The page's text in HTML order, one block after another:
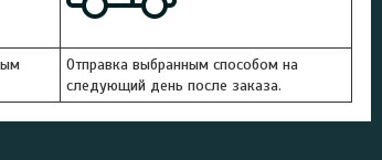
Отправка выбранным способом на
следующий день после заказа.